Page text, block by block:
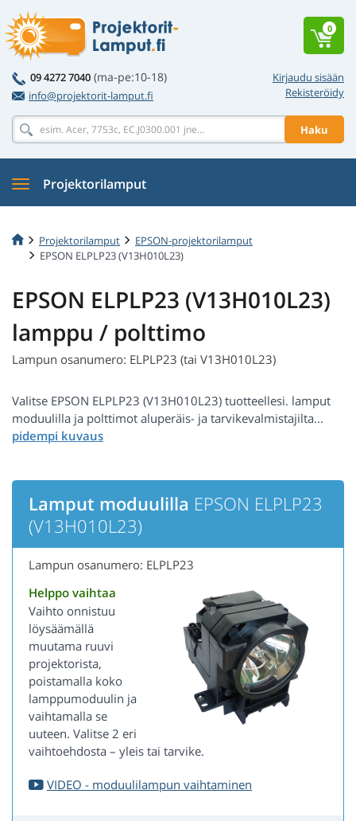
Kirjaudu sisään
Rekisteröidy
09 4272 7040 (ma-pe:10-18)
info@projektorit-lamput.fi
Haku
0
Projektorilamput
Projektorilamput
EPSON-projektorilamput
EPSON ELPLP23 (V13H010L23)
EPSON ELPLP23 (V13H010L23)
lamppu / polttimo
Lampun osanumero: ELPLP23 (tai V13H010L23)
Valitse EPSON ELPLP23 (V13H010L23) tuotteellesi. lamput
moduulilla ja polttimot aluperäis- ja tarvikevalmistajilta...
Lamput moduulilla EPSON ELPLP23
(V13H010L23)
Lampun osanumero: ELPLP23
Helppo vaihtaa
Vaihto onnistuu
löysäämällä
muutama ruuvi
projektorista,
poistamalla koko
lamppumoduulin ja
vaihtamalla se
uuteen. Valitse 2 eri
vaihtoehdosta – yleis tai tarvike.
VIDEO - moduulilampun vaihtaminen